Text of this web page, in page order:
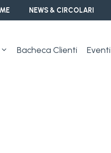
NEWS & CIRCOLARI
Bacheca Clienti Eventi